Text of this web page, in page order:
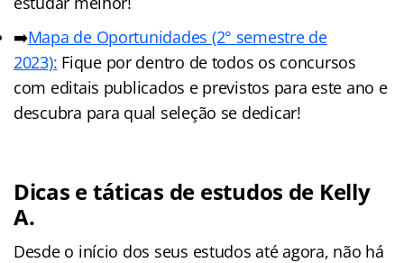
➡️Mapa de Oportunidades (2° semestre de
2023): Fique por dentro de todos os concursos
com editais publicados e previstos para este ano e
descubra para qual seleção se dedicar!
Dicas e táticas de estudos de Kelly
A.
Desde o início dos seus estudos até agora, não há